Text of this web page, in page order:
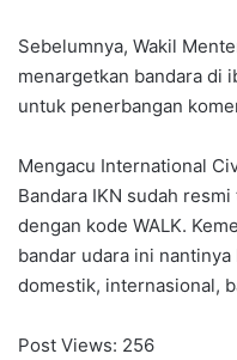
Sebelumnya, Wakil
menargetkan bandara di
untuk penerbangan
Mengacu International
Bandara IKN sudah
dengan kode WALK.
bandar udara ini
domestik, internasional,
Post Views: 256